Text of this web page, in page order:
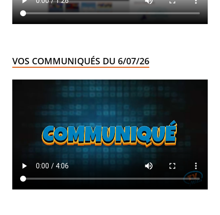
VOS COMMUNIQUÉS DU 6/07/26